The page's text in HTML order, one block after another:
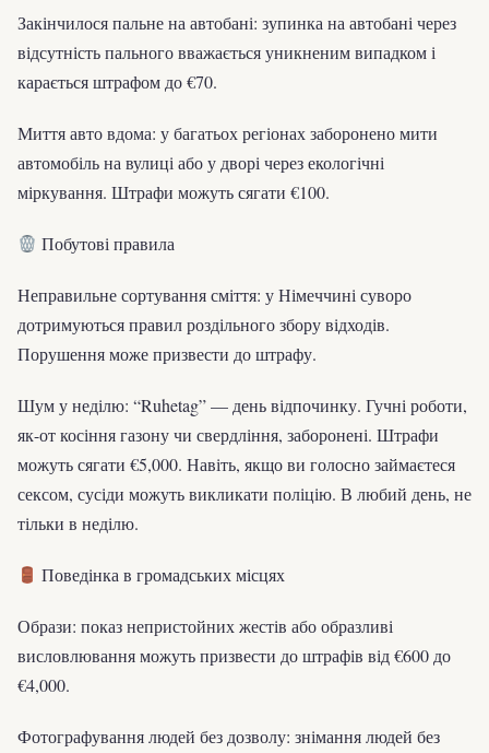
Закінчилося пальне на автобані: зупинка на автобані через
відсутність пального вважається уникненим випадком і
карається штрафом до €70.
Миття авто вдома: у багатьох регіонах заборонено мити
автомобіль на вулиці або у дворі через екологічні
міркування. Штрафи можуть сягати €100.
Побутові правила
Неправильне сортування сміття: у Німеччині суворо
дотримуються правил роздільного збору відходів.
Порушення може призвести до штрафу.
Шум у неділю: “Ruhetag” — день відпочинку. Гучні роботи,
як-от косіння газону чи свердління, заборонені. Штрафи
можуть сягати €5,000. Навіть, якщо ви голосно займаєтеся
сексом, сусіди можуть викликати поліцію. В любий день, не
тільки в неділю.
Поведінка в громадських місцях
Образи: показ непристойних жестів або образливі
висловлювання можуть призвести до штрафів від €600 до
€4,000.
Фотографування людей без дозволу: знімання людей без